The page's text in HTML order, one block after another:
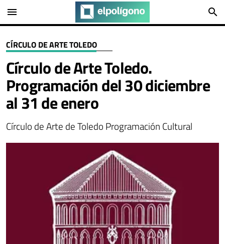
menu search
CÍRCULO DE ARTE TOLEDO
Círculo de Arte Toledo.
Programación del 30 diciembre
al 31 de enero
Círculo de Arte de Toledo Programación Cultural